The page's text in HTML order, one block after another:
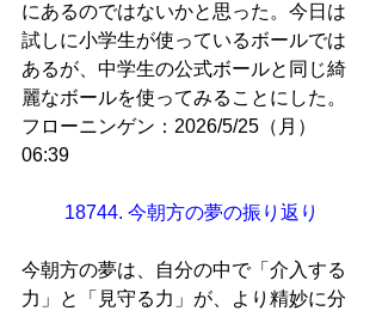
にあるのではないかと思った。今日は
試しに小学生が使っているボールでは
あるが、中学生の公式ボールと同じ綺
麗なボールを使ってみることにした。
フローニンゲン：2026/5/25（月）
06:39
18744. 今朝方の夢の振り返り
今朝方の夢は、自分の中で「介入する
力」と「見守る力」が、より精妙に分